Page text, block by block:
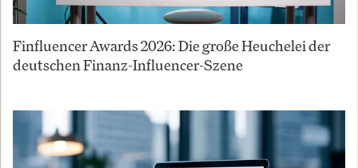
Finfluencer Awards 2026: Die große Heuchelei der
deutschen Finanz-Influencer-Szene